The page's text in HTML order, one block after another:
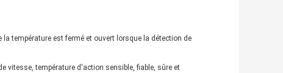
température est fermé et ouvert lorsque la détection de
vitesse, température d'action sensible, fiable, sûre et